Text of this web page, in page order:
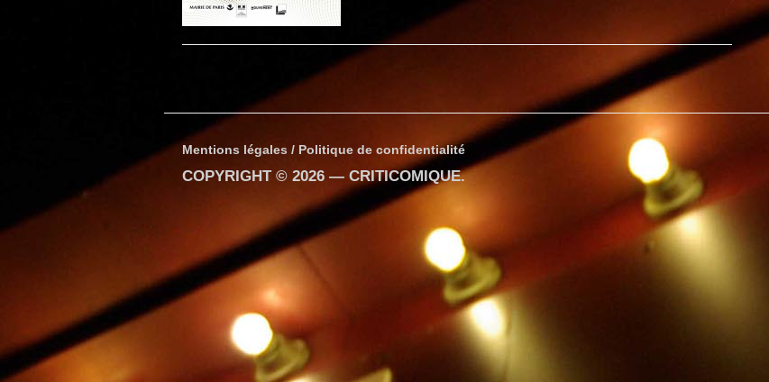
Mentions légales / Politique de confidentialité
COPYRIGHT © 2026 — CRITICOMIQUE.